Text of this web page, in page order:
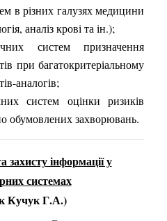
в різних галузях медицини
аналіз крові та ін.);
систем призначення
при багатокритеріальному
аналогів;
систем оцінки ризиків
обумовлених захворювань.
інформації у
системах
Кучук Г.А.)